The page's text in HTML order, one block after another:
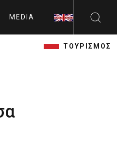
MEDIA
ΤΟΥΡΙΣΜΟΣ